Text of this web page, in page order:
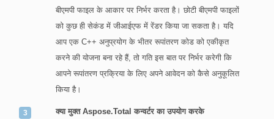
बीएमपी फाइल के आकार पर निर्भर करता है। छोटी बीएमपी फाइलों
को कुछ ही सेकंड में जीआईएफ में रेंडर किया जा सकता है। यदि
आप एक C++ अनुप्रयोग के भीतर रूपांतरण कोड को एकीकृत
करने की योजना बना रहे हैं, तो गति इस बात पर निर्भर करेगी कि
आपने रूपांतरण प्रक्रिया के लिए अपने आवेदन को कैसे अनुकूलित
किया है।
क्या मुक्त Aspose.Total कन्वर्टर का उपयोग करके